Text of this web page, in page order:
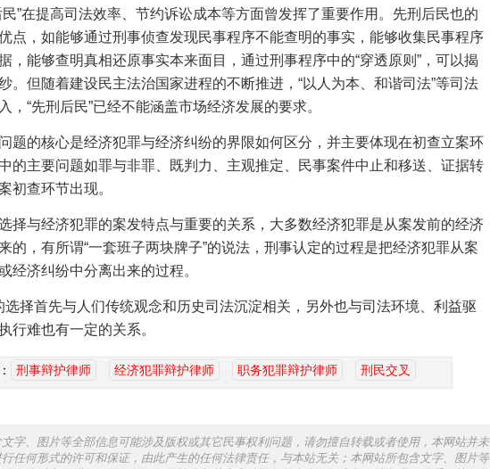
民”在提高司法效率、节约诉讼成本等方面曾发挥了重要作用。先刑后民也的
点，如能够通过刑事侦查发现民事程序不能查明的事实，能够收集民事程序
，能够查明真相还原事实本来面目，通过刑事程序中的“穿透原则”，可以揭
。但随着建设民主法治国家进程的不断推进，“以人为本、和谐司法”等司法
，“先刑后民”已经不能涵盖市场经济发展的要求。
题的核心是经济犯罪与经济纠纷的界限如何区分，并主要体现在初查立案环
的主要问题如罪与非罪、既判力、主观推定、民事案件中止和移送、证据转
初查环节出现。
择与经济犯罪的案发特点与重要的关系，大多数经济犯罪是从案发前的经济
的，有所谓“一套班子两块牌子”的说法，刑事认定的过程是把经济犯罪从案
经济纠纷中分离出来的过程。
择首先与人们传统观念和历史司法沉淀相关，另外也与司法环境、利益驱
行难也有一定的关系。
刑事辩护律师 经济犯罪辩护律师 职务犯罪辩护律师 刑民交叉
字、图片等全部信息可能涉及版权或其它民事权利问题，请勿擅自转载或者使用，本网站并未
任何形式的许可和保证，由此产生的任何法律责任，与本站无关；本网站所包含文字、图片等